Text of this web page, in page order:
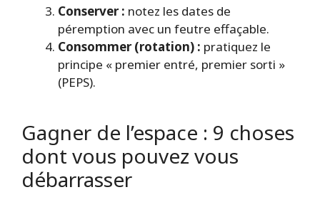
Conserver : notez les dates de
péremption avec un feutre effaçable.
Consommer (rotation) : pratiquez le
principe « premier entré, premier sorti »
(PEPS).
Gagner de l’espace : 9 choses
dont vous pouvez vous
débarrasser